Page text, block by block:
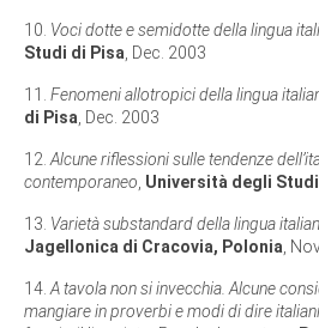
10. Voci dotte e semidotte della lingua
Studi di Pisa , Dec. 2003
11. Fenomeni allotropici della lingua
di Pisa , Dec. 2003
12. Alcune riflessioni sulle tendenze
contemporaneo Università degli
13. Varietà substandard della lingua
Jagellonica di Cracovia, Polonia ,
14. A tavola non si invecchia. Alcune
mangiare in proverbi e modi di dire italiani